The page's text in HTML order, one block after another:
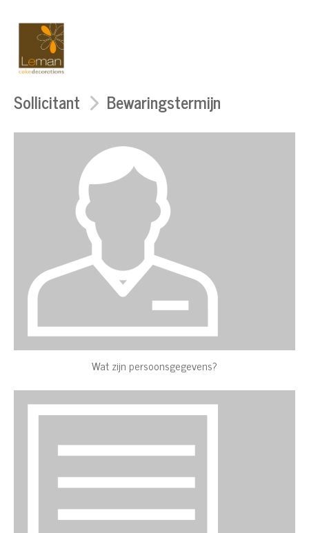
Sollicitant Bewaringstermijn
Wat zijn persoonsgegevens?